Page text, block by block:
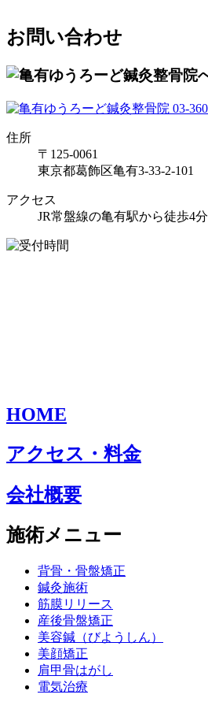
お問い合わせ
住所
〒125-0061
東京都葛飾区亀有3-33-2-101
アクセス
JR常盤線の亀有駅から徒歩4分
HOME
アクセス・料金
会社概要
施術メニュー
背骨・骨盤矯正
鍼灸施術
筋膜リリース
産後骨盤矯正
美容鍼（びようしん）
美顔矯正
肩甲骨はがし
電気治療